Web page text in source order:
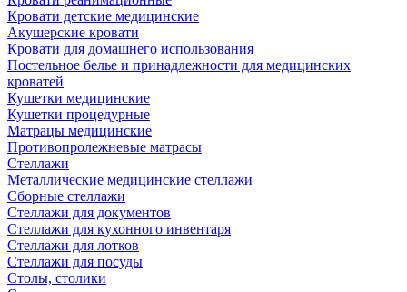
Кровати детские медицинские
Акушерские кровати
Кровати для домашнего использования
Постельное белье и принадлежности для медицинских
кроватей
Кушетки медицинские
Кушетки процедурные
Матрацы медицинские
Противопролежневые матрасы
Стеллажи
Металлические медицинские стеллажи
Сборные стеллажи
Стеллажи для документов
Стеллажи для кухонного инвентаря
Стеллажи для лотков
Стеллажи для посуды
Столы, столики